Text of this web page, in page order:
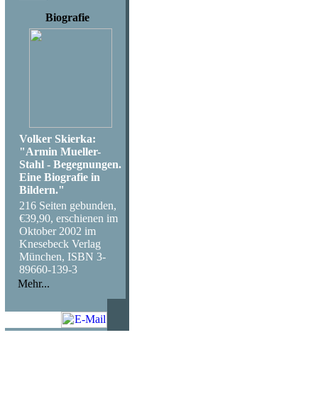
Biografie
Volker Skierka:
"Armin Mueller-
Stahl - Begegnungen.
Eine Biografie in
Bildern."
216 Seiten gebunden,
€39,90, erschienen im
Oktober 2002 im
Knesebeck Verlag
München, ISBN 3-
89660-139-3
Mehr...